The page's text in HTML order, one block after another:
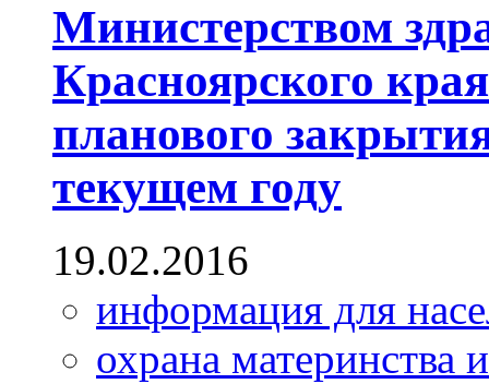
Министерством
Красноярского
планового
текущем году
19.02.2016
информация для
охрана материнства